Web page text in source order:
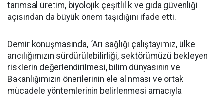
tarımsal üretim, biyolojik çeşitlilik ve gıda güvenliği
açısından da büyük önem taşıdığını ifade etti.
Demir konuşmasında, “Arı sağlığı çalıştayımız, ülke
arıcılığımızın sürdürülebilirliği, sektörümüzü bekleyen
risklerin değerlendirilmesi, bilim dünyasının ve
Bakanlığımızın önerilerinin ele alınması ve ortak
mücadele yöntemlerinin belirlenmesi amacıyla